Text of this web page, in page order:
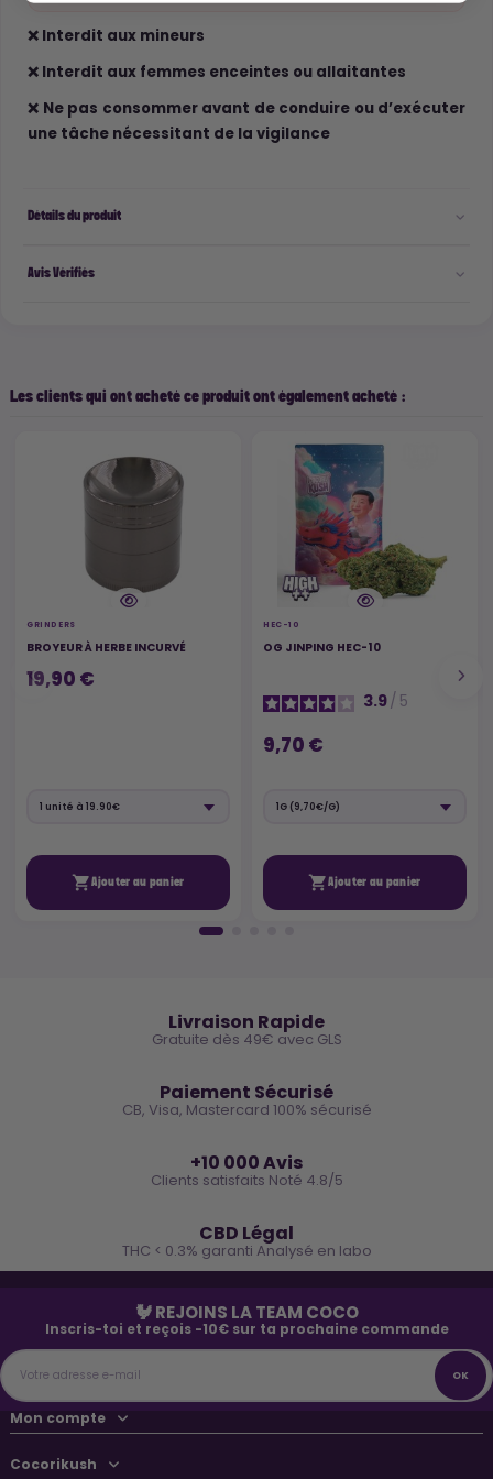
❌ Interdit aux mineurs
❌ Interdit aux femmes enceintes ou allaitantes
❌ Ne pas consommer avant de conduire ou d’exécuter
une tâche nécessitant de la vigilance
Détails du produit
Avis Vérifiés
Les clients qui ont acheté ce produit ont également acheté :
GRINDERS
BROYEUR À HERBE INCURVÉ
19,90 €
Ajouter au panier
HEC-10
OG JINPING HEC-10
3.9/ 5
9,70 €
Ajouter au panier
Livraison Rapide
Gratuite dès 49€ avec GLS
Paiement Sécurisé
CB, Visa, Mastercard 100% sécurisé
+10 000 Avis
Clients satisfaits Noté 4.8/5
CBD Légal
THC < 0.3% garanti Analysé en labo
🐓 REJOINS LA TEAM COCO
Inscris-toi et reçois -10€ sur ta prochaine commande
Mon compte
Cocorikush